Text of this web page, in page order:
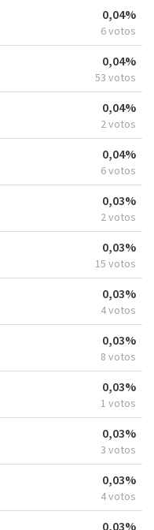
0,04%
6 votos
0,04%
53 votos
0,04%
2 votos
0,04%
6 votos
0,03%
2 votos
0,03%
15 votos
0,03%
4 votos
0,03%
8 votos
0,03%
1 votos
0,03%
3 votos
0,03%
4 votos
0,03%